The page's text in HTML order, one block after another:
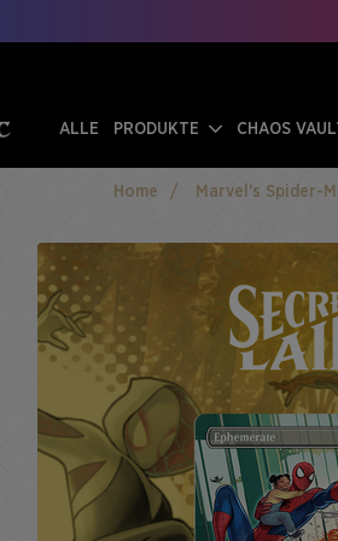
ALLE PRODUKTE CHAOS
Home Marvel's Spider-